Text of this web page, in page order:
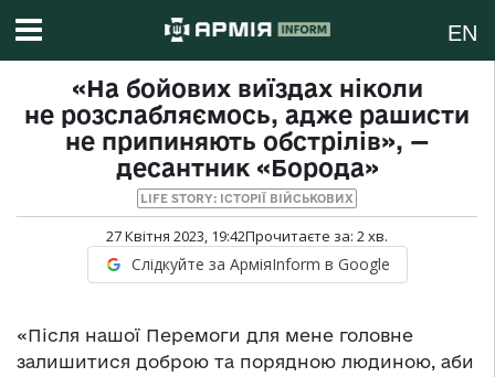
EN
«На бойових виїздах ніколи
не розслабляємось, адже рашисти
не припиняють обстрілів», —
десантник «Борода»
LIFE STORY: ІСТОРІЇ ВІЙСЬКОВИХ
27 Квітня 2023, 19:42Прочитаєте за: 2хв.
Слідкуйте за АрміяInform в Google
«Після нашої Перемоги для мене головне
залишитися доброю та порядною людиною, аби